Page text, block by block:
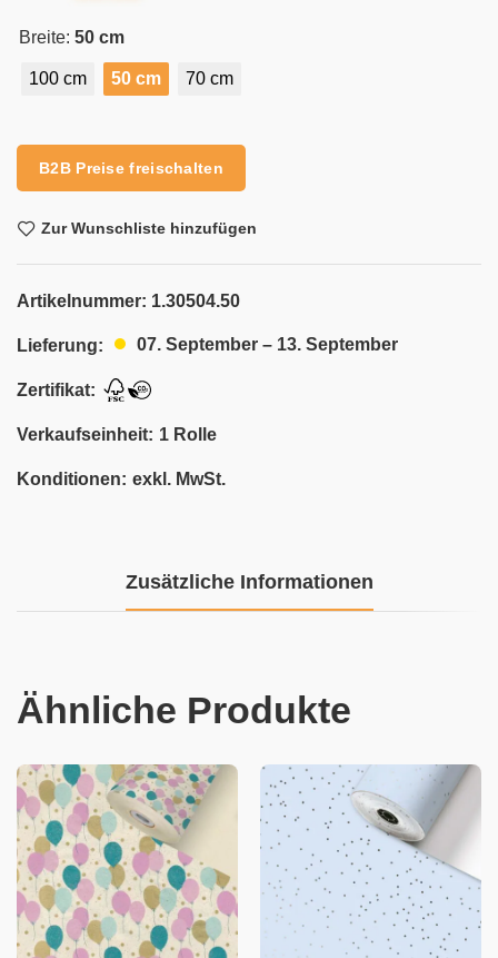
Breite: 50 cm
100 cm 50 cm 70 cm
B2B Preise freischalten
Zur Wunschliste hinzufügen
Artikelnummer: 1.30504.50
Lieferung: 07. September – 13. September
Zertifikat:
Verkaufseinheit: 1 Rolle
Konditionen: exkl. MwSt.
Zusätzliche Informationen
Ähnliche Produkte